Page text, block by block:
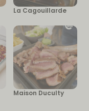
La Cagouillarde
Maison Duculty